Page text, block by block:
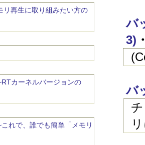
リ再生に取り組みたい方の
カーネルバージョンの
れで、誰でも簡単「メモリ
バ
3)
バ